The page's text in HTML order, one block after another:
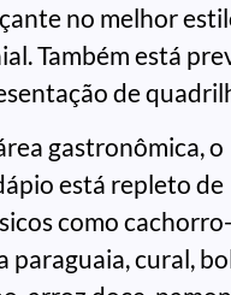
no melhor
Também está
de
gastronômica, o
está repleto de
como
paraguaia, cural,